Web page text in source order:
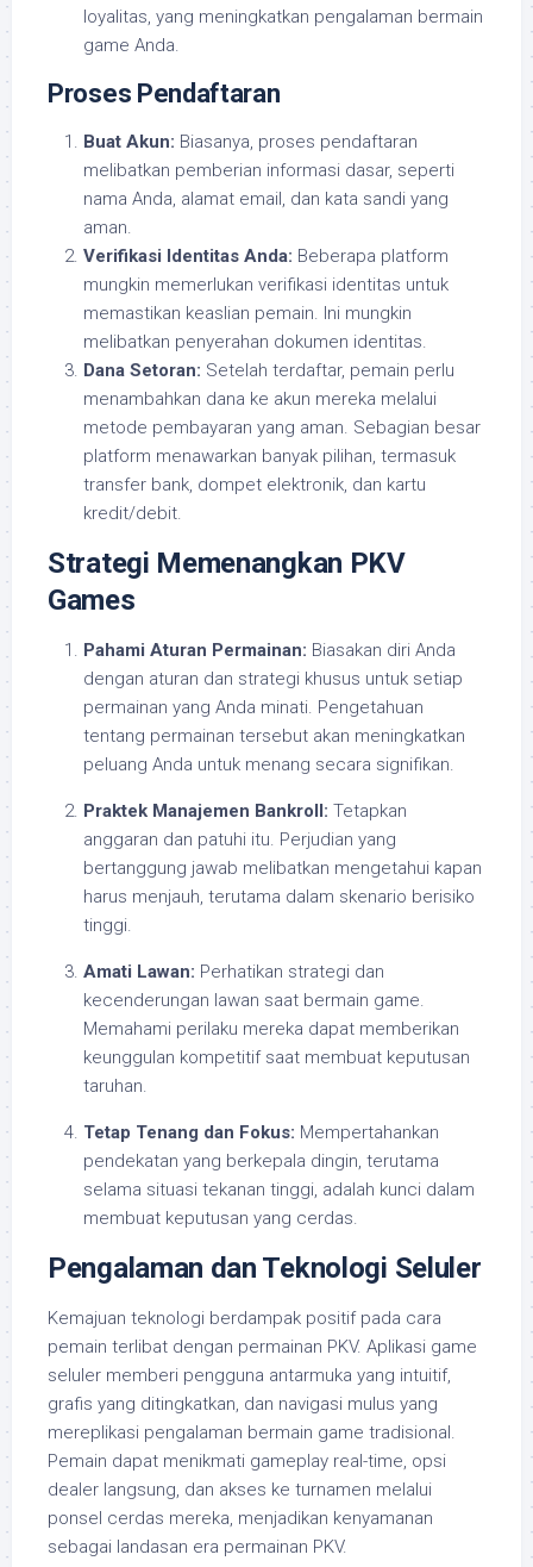
loyalitas, yang meningkatkan pengalaman bermain
game Anda.
Proses Pendaftaran
Buat Akun: Biasanya, proses pendaftaran
melibatkan pemberian informasi dasar, seperti
nama Anda, alamat email, dan kata sandi yang
aman.
Verifikasi Identitas Anda: Beberapa platform
mungkin memerlukan verifikasi identitas untuk
memastikan keaslian pemain. Ini mungkin
melibatkan penyerahan dokumen identitas.
Dana Setoran: Setelah terdaftar, pemain perlu
menambahkan dana ke akun mereka melalui
metode pembayaran yang aman. Sebagian besar
platform menawarkan banyak pilihan, termasuk
transfer bank, dompet elektronik, dan kartu
kredit/debit.
Strategi Memenangkan PKV
Games
Pahami Aturan Permainan: Biasakan diri Anda
dengan aturan dan strategi khusus untuk setiap
permainan yang Anda minati. Pengetahuan
tentang permainan tersebut akan meningkatkan
peluang Anda untuk menang secara signifikan.
Praktek Manajemen Bankroll: Tetapkan
anggaran dan patuhi itu. Perjudian yang
bertanggung jawab melibatkan mengetahui kapan
harus menjauh, terutama dalam skenario berisiko
tinggi.
Amati Lawan: Perhatikan strategi dan
kecenderungan lawan saat bermain game.
Memahami perilaku mereka dapat memberikan
keunggulan kompetitif saat membuat keputusan
taruhan.
Tetap Tenang dan Fokus: Mempertahankan
pendekatan yang berkepala dingin, terutama
selama situasi tekanan tinggi, adalah kunci dalam
membuat keputusan yang cerdas.
Pengalaman dan Teknologi Seluler
Kemajuan teknologi berdampak positif pada cara
pemain terlibat dengan permainan PKV. Aplikasi game
seluler memberi pengguna antarmuka yang intuitif,
grafis yang ditingkatkan, dan navigasi mulus yang
mereplikasi pengalaman bermain game tradisional.
Pemain dapat menikmati gameplay real-time, opsi
dealer langsung, dan akses ke turnamen melalui
ponsel cerdas mereka, menjadikan kenyamanan
sebagai landasan era permainan PKV.